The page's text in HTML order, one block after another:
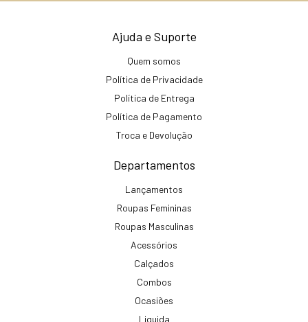
Ajuda e Suporte
Quem somos
Política de Privacidade
Política de Entrega
Política de Pagamento
Troca e Devolução
Departamentos
Lançamentos
Roupas Femininas
Roupas Masculinas
Acessórios
Calçados
Combos
Ocasiões
Liquida